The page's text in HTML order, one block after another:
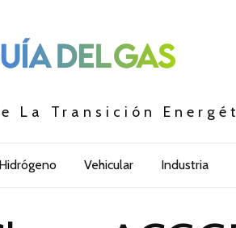
La Transición
Hidrógeno Vehicular Industria